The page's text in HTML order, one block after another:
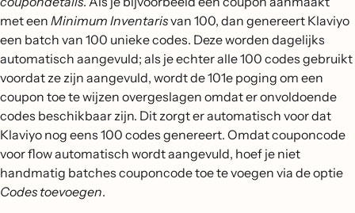
met een Minimum Inventarisvan 100, dan genereert Klaviyo
een batch van 100 unieke codes. Deze worden dagelijks
automatisch aangevuld; als je echter alle 100 codes gebruikt
voordat ze zijn aangevuld, wordt de 101e poging om een
coupon toe te wijzen overgeslagen omdat er onvoldoende
codes beschikbaar zijn. Dit zorgt er automatisch voor dat
Klaviyo nog eens 100 codes genereert. Omdat couponcode
voor flow automatisch wordt aangevuld, hoef je niet
handmatig batches couponcode toe te voegen via de optie
Codes toevoegen.